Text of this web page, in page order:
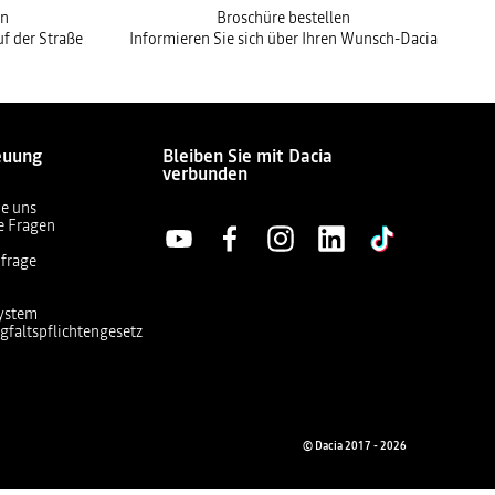
der Straße
Broschüre bestellen
Informieren Sie sich über Ihren Wunsch-Dacia
uns
Fragen
Bleiben Sie mit Dacia
verbunden
© Dacia 2017 - 2026